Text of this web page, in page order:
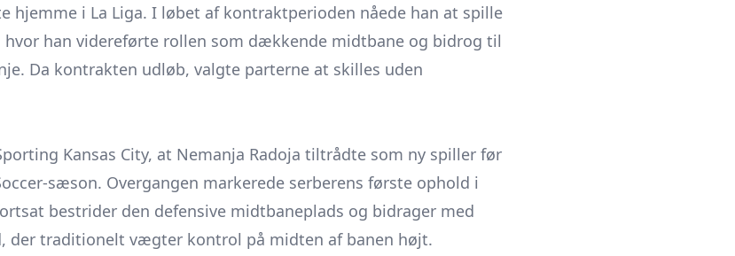
hjemme i La Liga. I løbet af kontraktperioden nåede han at spille
han videreførte rollen som dækkende midtbane og bidrog til
Da kontrakten udløb, valgte parterne at skilles uden
Kansas City, at Nemanja Radoja tiltrådte som ny spiller før
sæson. Overgangen markerede serberens første ophold i
bestrider den defensive midtbaneplads og bidrager med
der traditionelt vægter kontrol på midten af banen højt.